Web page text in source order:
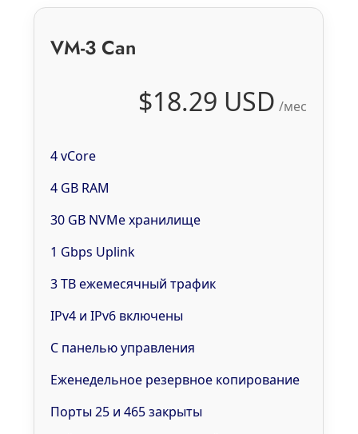
VM-3 Can
$18.29 USD /мес
4 vCore
4 GB RAM
30 GB NVMe хранилище
1 Gbps Uplink
3 TB ежемесячный трафик
IPv4 и IPv6 включены
С панелью управления
Еженедельное резервное копирование
Порты 25 и 465 закрыты